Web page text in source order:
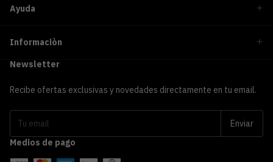
Ayuda
Informaciòn
Newsletter
Recibe ofertas exclusivas y novedades directamente en tu email.
Medios de pago